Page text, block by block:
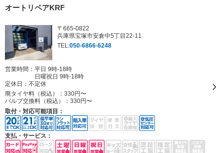
オートリペアKRF
〒665-0822
兵庫県宝塚市安倉中5丁目22-11
TEL:050-6866-6248
営業時間：平日 9時-18時
日曜祝日 9時-18時
定休日： 不定休
廃タイヤ料（税込）： 330円〜
バルブ交換料（税込）： 330円〜
取付・対応可能項目：
支払・サービス：